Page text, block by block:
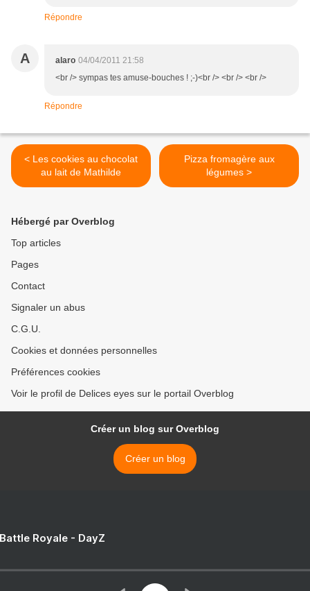
Répondre
A alaro 04/04/2011 21:58
<br /> sympas tes amuse-bouches ! ;-)<br /> <br /> <br />
Répondre
< Les cookies au chocolat
au lait de Mathilde
Pizza fromagère aux
légumes >
Hébergé par Overblog
Top articles
Pages
Contact
Signaler un abus
C.G.U.
Cookies et données personnelles
Préférences cookies
Voir le profil de Delices eyes sur le portail Overblog
Créer un blog sur Overblog
Créer un blog
Royale - DayZ